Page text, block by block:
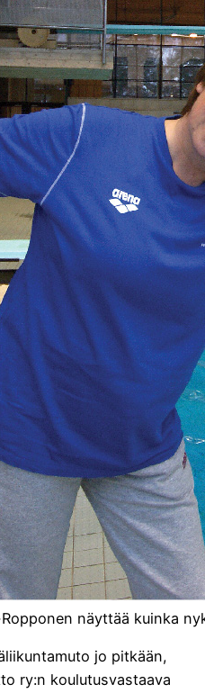
näyttää kuinka
jo pitkään,
ry:n koulutusvastaava